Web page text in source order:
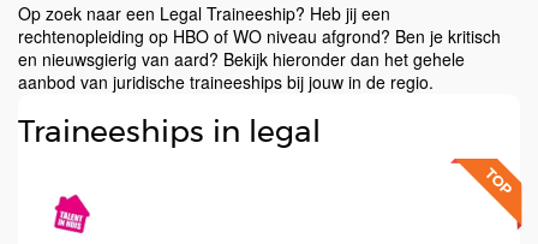
Op zoek naar een Legal Traineeship? Heb jij een
rechtenopleiding op HBO of WO niveau afgrond? Ben je kritisch
en nieuwsgierig van aard? Bekijk hieronder dan het gehele
aanbod van juridische traineeships bij jouw in de regio.
Traineeships in legal